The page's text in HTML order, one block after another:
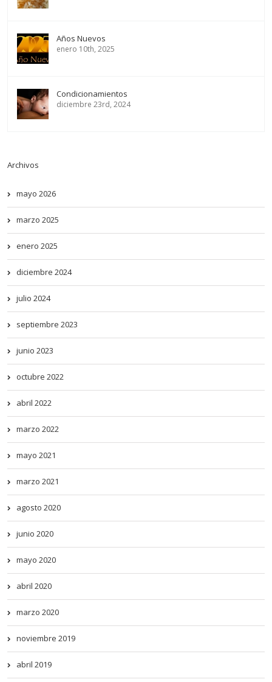
Años Nuevos
enero 10th, 2025
Condicionamientos
diciembre 23rd, 2024
Archivos
mayo 2026
marzo 2025
enero 2025
diciembre 2024
julio 2024
septiembre 2023
junio 2023
octubre 2022
abril 2022
marzo 2022
mayo 2021
marzo 2021
agosto 2020
junio 2020
mayo 2020
abril 2020
marzo 2020
noviembre 2019
abril 2019